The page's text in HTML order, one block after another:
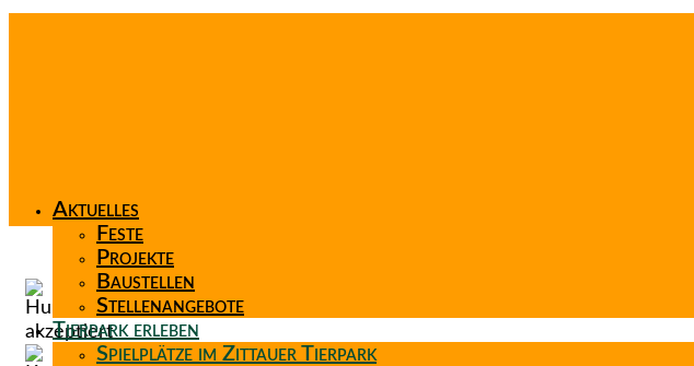
Aktuelles
Feste
Projekte
Baustellen
Stellenangebote
Tierpark erleben
Spielplätze im Zittauer Tierpark